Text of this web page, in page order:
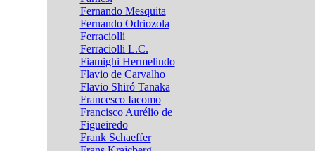
Fernando Mesquita
Fernando Odriozola
Ferraciolli
Ferraciolli L.C.
Fiamighi Hermelindo
Flavio de Carvalho
Flavio Shiró Tanaka
Francesco Iacomo
Francisco Aurélio de
Figueiredo
Frank Schaeffer